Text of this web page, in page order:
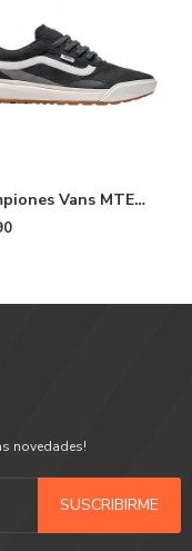
Vans MTE
2.0 -
novedades!
SUSCRIBIRME